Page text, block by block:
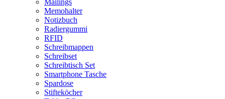
Mailings
Memohalter
Notizbuch
Radiergummi
RFID
Schreibmappen
Schreibset
Schreibtisch Set
Smartphone Tasche
Spardose
Stifteköcher